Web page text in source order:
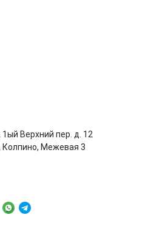
Верхний пер. д. 12
Колпино, Межевая 3